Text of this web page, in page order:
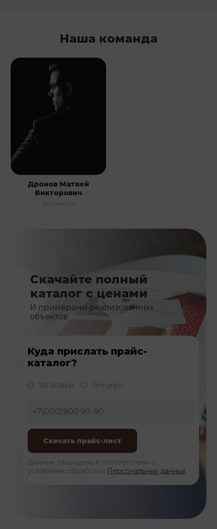
Наша команда
Дронов Матвей
Викторович
Должность
Скачайте полный
каталог с ценами
И примерами реализованных
объектов
Куда прислать прайс-
каталог?
Whatsapp Telegram
Данные защищены в соответствии с
условиями обработки Персональных данных